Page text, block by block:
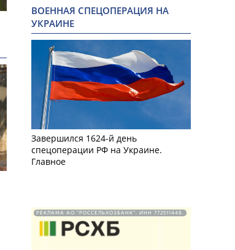
ВОЕННАЯ СПЕЦОПЕРАЦИЯ НА
УКРАИНЕ
Завершился 1624-й день
спецоперации РФ на Украине.
Главное
РЕКЛАМА АО "РОССЕЛЬХОЗБАНК". ИНН 772511448.